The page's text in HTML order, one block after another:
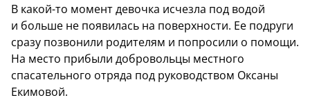
В какой-то момент девочка исчезла под водой
и больше не появилась на поверхности. Ее подруги
сразу позвонили родителям и попросили о помощи.
На место прибыли добровольцы местного
спасательного отряда под руководством Оксаны
Екимовой.